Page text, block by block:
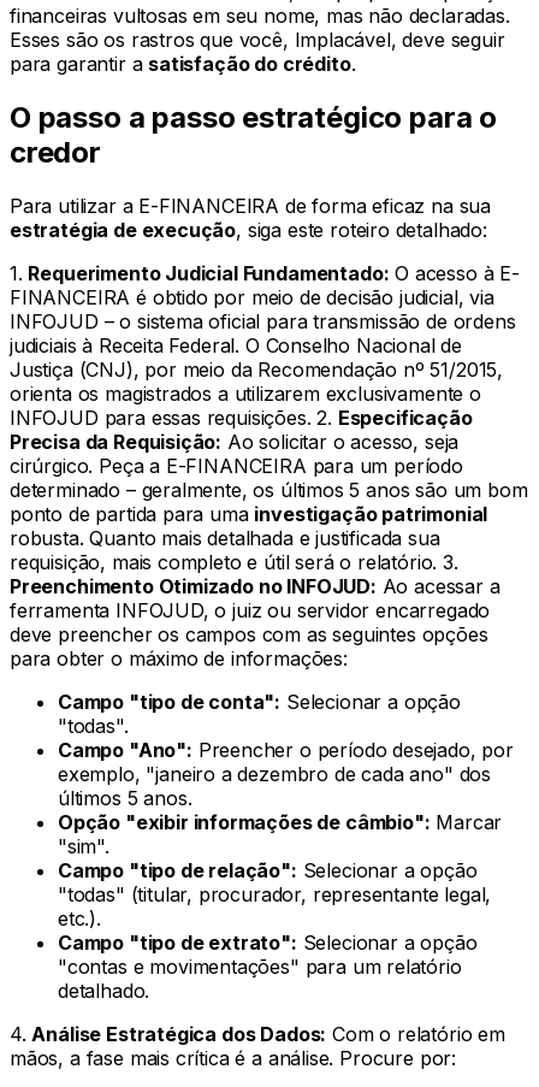
financeiras vultosas em seu nome, mas não declaradas.
Esses são os rastros que você, Implacável, deve seguir
para garantir a satisfação do crédito.
O passo a passo estratégico para o
credor
Para utilizar a E-FINANCEIRA de forma eficaz na sua
estratégia de execução, siga este roteiro detalhado:
1. Requerimento Judicial Fundamentado: O acesso à E-
FINANCEIRA é obtido por meio de decisão judicial, via
INFOJUD – o sistema oficial para transmissão de ordens
judiciais à Receita Federal. O Conselho Nacional de
Justiça (CNJ), por meio da Recomendação nº 51/2015,
orienta os magistrados a utilizarem exclusivamente o
INFOJUD para essas requisições. 2. Especificação
Precisa da Requisição: Ao solicitar o acesso, seja
cirúrgico. Peça a E-FINANCEIRA para um período
determinado – geralmente, os últimos 5 anos são um bom
ponto de partida para uma investigação patrimonial
robusta. Quanto mais detalhada e justificada sua
requisição, mais completo e útil será o relatório. 3.
Preenchimento Otimizado no INFOJUD: Ao acessar a
ferramenta INFOJUD, o juiz ou servidor encarregado
deve preencher os campos com as seguintes opções
para obter o máximo de informações:
Campo "tipo de conta": Selecionar a opção
"todas".
Campo "Ano": Preencher o período desejado, por
exemplo, "janeiro a dezembro de cada ano" dos
últimos 5 anos.
Opção "exibir informações de câmbio": Marcar
"sim".
Campo "tipo de relação": Selecionar a opção
"todas" (titular, procurador, representante legal,
etc.).
Campo "tipo de extrato": Selecionar a opção
"contas e movimentações" para um relatório
detalhado.
4. Análise Estratégica dos Dados: Com o relatório em
mãos, a fase mais crítica é a análise. Procure por: